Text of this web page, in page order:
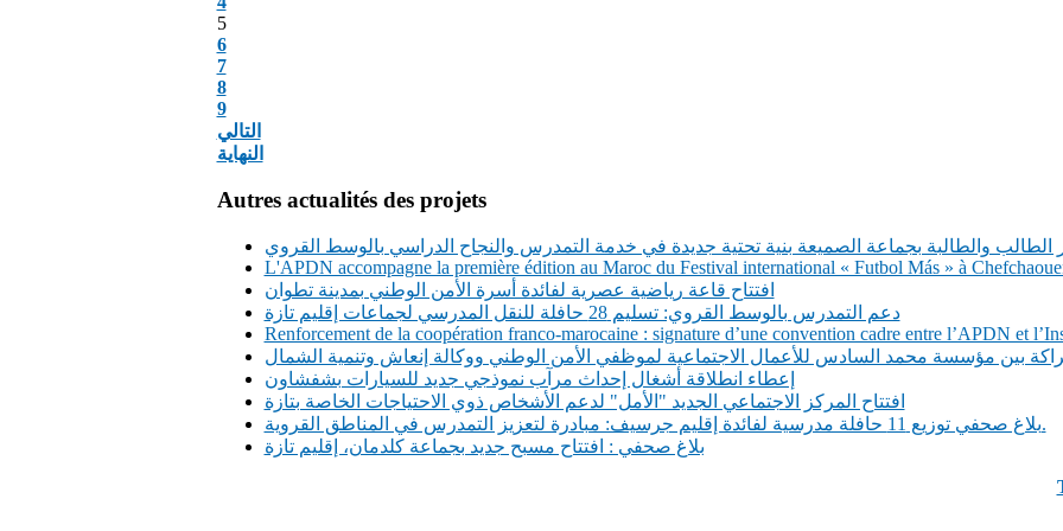
5
6
7
8
9
التالي
النهاية
Autres actualités des projets
الطالب والطالبة بجماعة الصميعة بنية تحتية جديدة في خدمة التمدرس والنجاح الدراسي بالوسط القروي
L'APDN accompagne la première édition au Maroc du Festival international « Futbol Más » à
افتتاح قاعة رياضية عصرية لفائدة أسرة الأمن الوطني بمدينة تطوان
دعم التمدرس بالوسط القروي: تسليم 28 حافلة للنقل المدرسي لجماعات إقليم تازة
Renforcement de la coopération franco-marocaine : signature d’une convention cadre entre l’APDN et
بين مؤسسة محمد السادس للأعمال الاجتماعية لموظفي الأمن الوطني ووكالة إنعاش وتنمية الشمال
إعطاء انطلاقة أشغال إحداث مرآب نموذجي جديد للسيارات بشفشاون
افتتاح المركز الاجتماعي الجديد "الأمل" لدعم الأشخاص ذوي الاحتياجات الخاصة بتازة
بلاغ صحفي توزيع 11 حافلة مدرسية لفائدة إقليم جرسيف: مبادرة لتعزيز التمدرس في المناطق القروية.
بلاغ صحفي : افتتاح مسبح جديد بجماعة كلدمان، إقليم تازة